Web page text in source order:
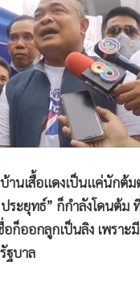
being
& SD
านเสื้อแดงเป็นแค่นักต้ม
ะยุทธ์” ก็กำลังโดนต้ม
อก็ออกลูกเป็นลิง เพรา
ฐบาล